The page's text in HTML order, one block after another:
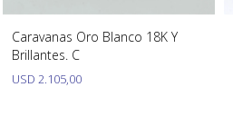
Caravanas Oro Blanco 18K Y
Brillantes. C
USD 2.105,00